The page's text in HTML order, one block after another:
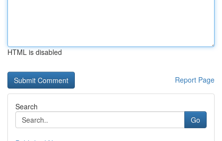
HTML is disabled
Report Page
Search
Go